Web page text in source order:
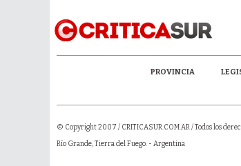
PROVINCIA
© Copyright 2007 / CRITICASUR.COM.AR/ Todos los
Río Grande, Tierra del Fuego. - Argentina